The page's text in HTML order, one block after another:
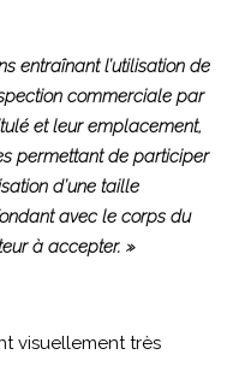
entraînant l’utilisation de
commerciale par
et leur emplacement,
permettant de participer
d’une taille
avec le corps du
à accepter. »
visuellement très